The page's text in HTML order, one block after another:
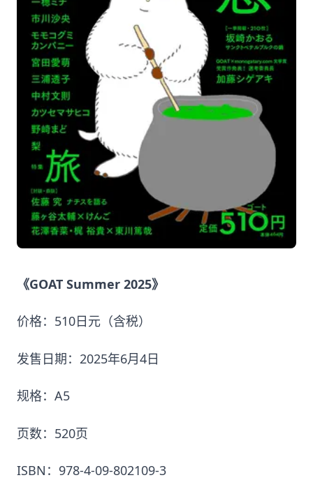
《GOAT Summer 2025》
价格：510日元（含税）
发售日期：2025年6月4日
规格：A5
页数：520页
ISBN：978-4-09-802109-3